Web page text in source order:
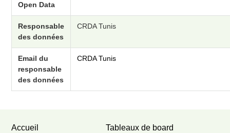
Open Data
Responsable
des données
CRDA Tunis
Email du
responsable
des données
CRDA Tunis
Accueil
Tableaux de board